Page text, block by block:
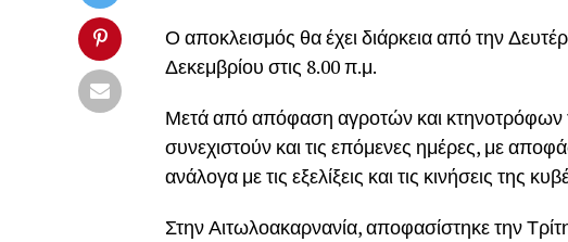
Ο αποκλεισμός θα έχει διάρκεια από την
Δεκεμβρίου στις 8.00 π.μ.
Μετά από απόφαση αγροτών και κτηνοτρόφων
συνεχιστούν και τις επόμενες ημέρες, με
ανάλογα με τις εξελίξεις και τις κινήσεις της
Στην Αιτωλοακαρνανία, αποφασίστηκε την